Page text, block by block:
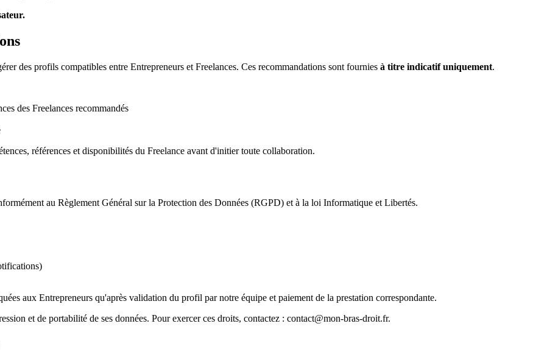
des profils compatibles entre Entrepreneurs et Freelances. Ces recommandations sont fournies à titre indicatif uniquement.
des Freelances recommandés
références et disponibilités du Freelance avant d'initier toute collaboration.
au Règlement Général sur la Protection des Données (RGPD) et à la loi Informatique et Libertés.
aux Entrepreneurs qu'après validation du profil par notre équipe et paiement de la prestation correspondante.
et de portabilité de ses données. Pour exercer ces droits, contactez : contact@mon-bras-droit.fr.